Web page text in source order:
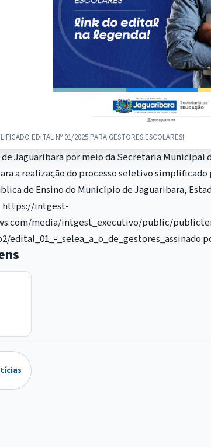
EDITAL Nº 01/2025 PARA GESTORES ESCOLARES!
Jaguaribara por meio da Secretaria Municipal
a realização do processo seletivo simplificado
de Ensino do Município de Jaguaribara,
https://intgest-
media/intgest_executivo/public/
edital_01_-